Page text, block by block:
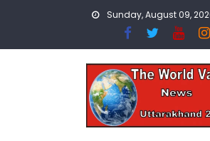
Sunday, August 09,